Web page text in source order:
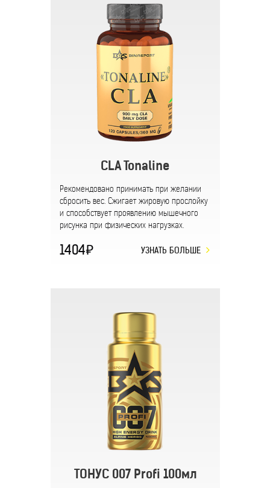
CLA Tonaline
Рекомендовано принимать при желании
сбросить вес. Сжигает жировую прослойку
и способствует проявлению мышечного
рисунка при физических нагрузках.
1404 УЗНАТЬ БОЛЬШЕ
ТОНУС 007 Profi 100мл